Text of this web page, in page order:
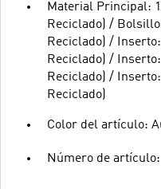
Material Principal:
Reciclado) /
Reciclado) /
Reciclado) /
Reciclado) /
Reciclado)
Color del artículo:
Número de artículo: